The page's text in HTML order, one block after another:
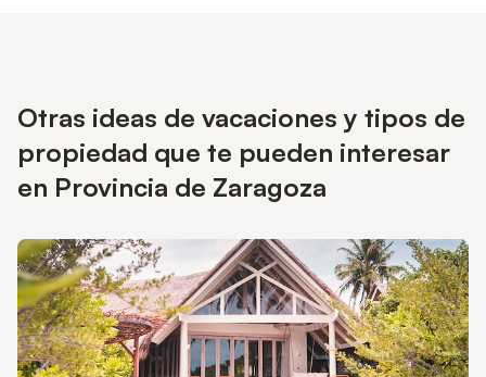
Otras ideas de vacaciones y tipos de
propiedad que te pueden interesar
en Provincia de Zaragoza